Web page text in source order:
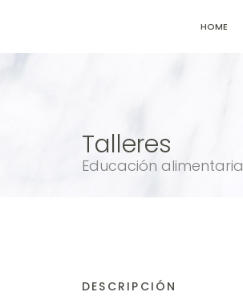
HOME
Talleres
Educación alimentaria
DESCRIPCIÓN